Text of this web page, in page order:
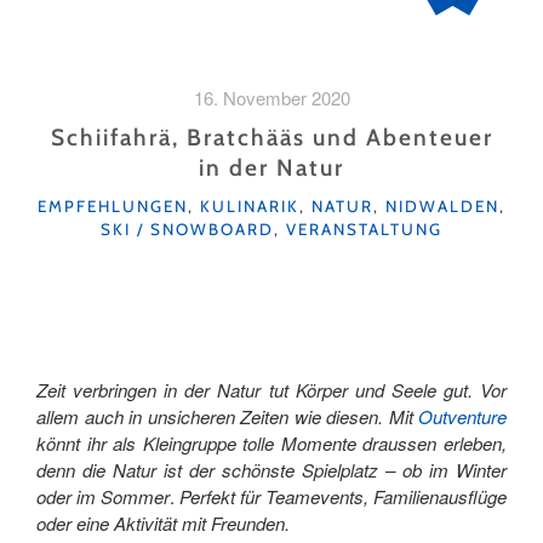
16. November 2020
Schiifahrä, Bratchääs und Abenteuer
in der Natur
KATEGORIEN
EMPFEHLUNGEN, KULINARIK, NATUR, NIDWALDEN,
SKI / SNOWBOARD, VERANSTALTUNG
Zeit verbringen in der Natur tut Körper und Seele gut. Vor
allem auch in unsicheren Zeiten wie diesen. MitOutventure
könnt ihr als Kleingruppe tolle Momente draussen erleben,
denn die Natur ist der schönste Spielplatz – ob im Winter
oder im Sommer. Perfekt für Teamevents, Familienausflüge
oder eine Aktivität mit Freunden.